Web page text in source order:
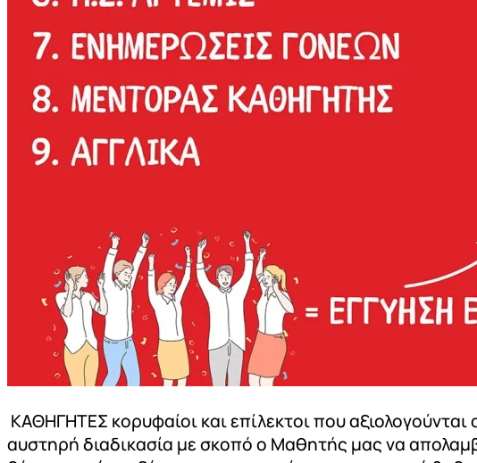
ΚΑΘΗΓΗΤΕΣ κορυφαίοι και επίλεκτοι που
αυστηρή διαδικασία με σκοπό ο Μαθητής μας να